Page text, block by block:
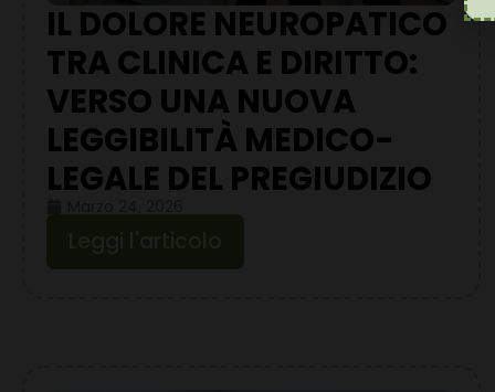
IL DOLORE NEUROPATICO
TRA CLINICA E DIRITTO:
VERSO UNA NUOVA
LEGGIBILITÀ MEDICO-
LEGALE DEL PREGIUDIZIO
Leggi l'articolo